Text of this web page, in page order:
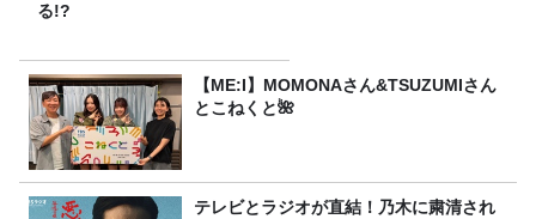
る!?
【ME:I】MOMONAさん&TSUZUMIさん
とこねくと🌺
テレビとラジオが直結！乃木に粛清され